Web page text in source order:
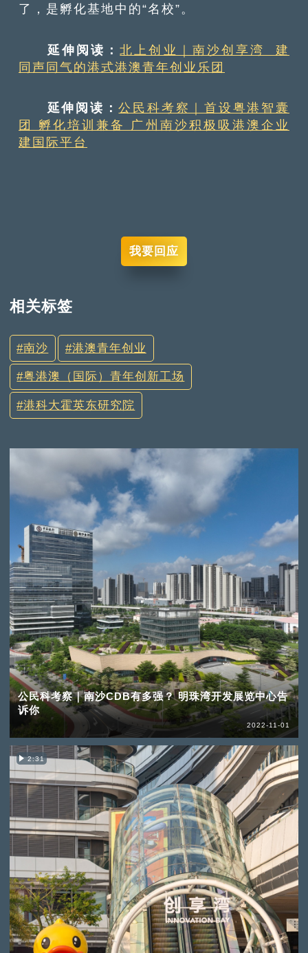
了，是孵化基地中的“名校”。
延伸阅读：北上创业｜南沙创享湾 建
同声同气的港式港澳青年创业乐团
延伸阅读：公民科考察｜首设粤港智囊
团 孵化培训兼备 广州南沙积极吸港澳企业
建国际平台
我要回应
相关标签
南沙 港澳青年创业
粤港澳（国际）青年创新工场
港科大霍英东研究院
公民科考察｜南沙CDB有多强？ 明珠湾开发展览中心告
诉你
2022-11-01
2:31